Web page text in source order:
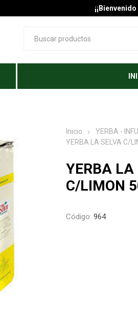
Inicio YERBA -
YERBA LA SELVA C/
YERBA LA
C/LIMON
Código: 964